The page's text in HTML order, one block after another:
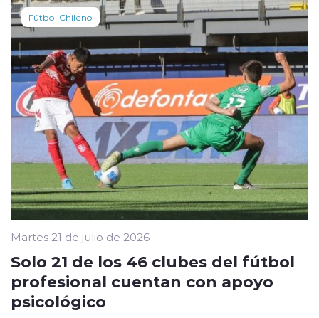
Fútbol Chileno
Martes 21 de julio de 2026
Solo 21 de los 46 clubes del fútbol
profesional cuentan con apoyo
psicológico